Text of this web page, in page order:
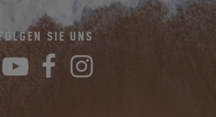
FOLGEN SIE UNS
YouTube
Facebook
Instagram